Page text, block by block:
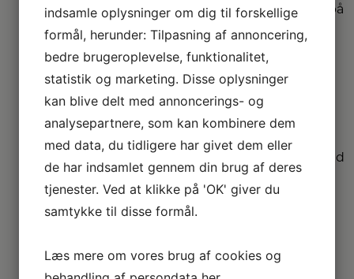
Vi har udvidet garanti på
udvalgte produkter
– så du er sikret i 4 år.
Stort
sortiment
Vi har et af Danmarks
største sortimenter med
alle de kendte
varemærker.
Vi
dækker hele
indsamle oplysninger om dig til forskellige
formål, herunder: Tilpasning af annoncering,
bedre brugeroplevelse, funktionalitet,
statistik og marketing. Disse oplysninger
kan blive delt med annoncerings- og
analysepartnere, som kan kombinere dem
med data, du tidligere har givet dem eller
de har indsamlet gennem din brug af deres
tjenester. Ved at klikke på 'OK' giver du
samtykke til disse formål.
Læs mere om vores brug af cookies og